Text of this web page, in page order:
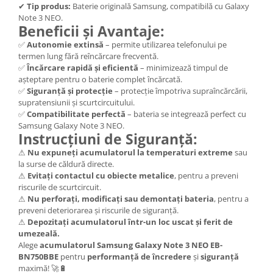
Lenovo
Motorola
Nokia
Oppo
Samsung
Sony
Vodafone
Wiko
Xiaomi
ZTE
Mufa incarcare
Allview
Asus
Lenovo
Nokia
Samsung
✔ Tip produs: Baterie originală Samsung, compatibilă cu Galaxy
Note 3 NEO.
Beneficii și Avantaje:
✅Autonomie extinsă – permite utilizarea telefonului pe
termen lung fără reîncărcare frecventă.
✅Încărcare rapidă și eficientă – minimizează timpul de
așteptare pentru o baterie complet încărcată.
✅Siguranță și protecție – protecție împotriva supraîncărcării,
supratensiunii și scurtcircuitului.
✅Compatibilitate perfectă – bateria se integrează perfect cu
Samsung Galaxy Note 3 NEO.
Instrucțiuni de Siguranță:
⚠ Nu expuneți acumulatorul la temperaturi extreme sau
la surse de căldură directe.
⚠ Evitați contactul cu obiecte metalice, pentru a preveni
riscurile de scurtcircuit.
⚠ Nu perforați, modificați sau demontați bateria, pentru a
preveni deteriorarea și riscurile de siguranță.
⚠ Depozitați acumulatorul într-un loc uscat și ferit de
umezeală.
Alegeacumulatorul Samsung Galaxy Note 3 NEO EB-
BN750BBE pentru performanță de încredere șisiguranță
maximă! 🚀🔋